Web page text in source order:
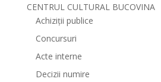
CENTRUL CULTURAL BUCOVINA
Achiziții publice
Concursuri
Acte interne
Decizii numire